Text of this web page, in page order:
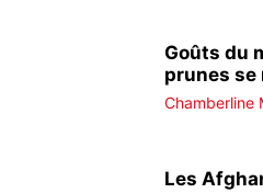
Goûts du
prunes se
Chamberline
Les